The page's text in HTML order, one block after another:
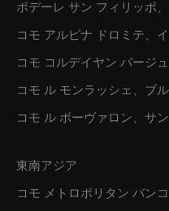
ポデーレ サン フィリッポ
コモ アルピナ ドロミテ、
コモ コルデイヤン バージ
コモ ル モンラッシェ、ブ
コモ ル ボーヴァロン、サ
東南アジア
コモ メトロポリタン バン